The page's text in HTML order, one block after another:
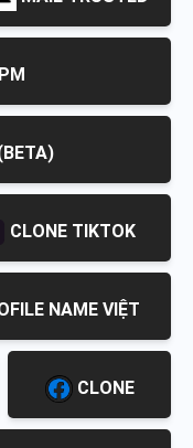
CLONE TIKTOK
NAME VIỆT
CLONE